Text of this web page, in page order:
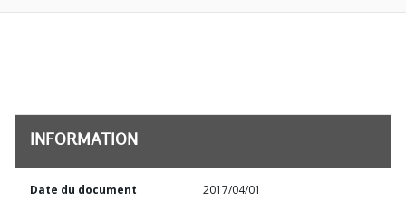
INFORMATION
Date du document 2017/04/01